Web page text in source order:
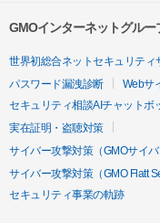
GMOインターネットグル
世界初総合ネットセキュリティ
パスワード漏洩診断
Webサ
セキュリティ相談AIチャットボ
実在証明・盗聴対策
サイバー攻撃対策（GMOサイ
サイバー攻撃対策（GMO Flatt
セキュリティ事業の軌跡